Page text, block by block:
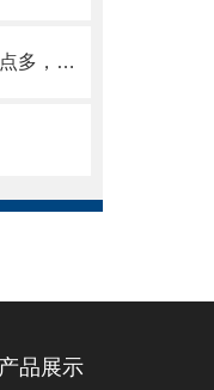
贝克曼流式细胞仪荧光微球优点多，实用效果好
产品展示